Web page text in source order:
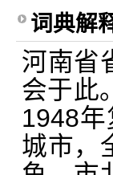
词典解
河南省
会于此
1948
城市，